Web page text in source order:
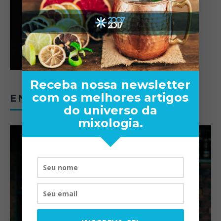
ENTREVISTAS
Receba nossa newsletter
com os melhores artigos
do universo da
mixologia.